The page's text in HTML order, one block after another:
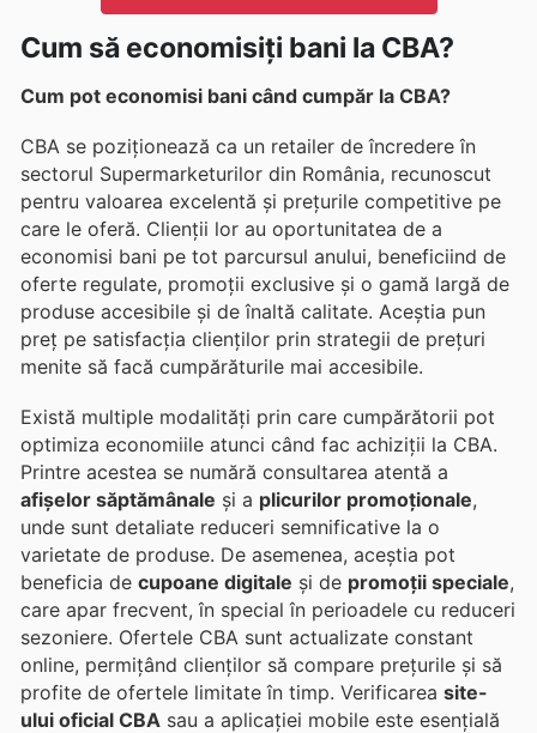
Cum să economisiți bani la CBA?
Cum pot economisi bani când cumpăr la CBA?
CBA se poziționează ca un retailer de încredere în
sectorul Supermarketurilor din România, recunoscut
pentru valoarea excelentă și prețurile competitive pe
care le oferă. Clienții lor au oportunitatea de a
economisi bani pe tot parcursul anului, beneficiind de
oferte regulate, promoții exclusive și o gamă largă de
produse accesibile și de înaltă calitate. Aceștia pun
preț pe satisfacția clienților prin strategii de prețuri
menite să facă cumpărăturile mai accesibile.
Există multiple modalități prin care cumpărătorii pot
optimiza economiile atunci când fac achiziții la CBA.
Printre acestea se numără consultarea atentă a
afișelor săptămânale și a plicurilor promoționale,
unde sunt detaliate reduceri semnificative la o
varietate de produse. De asemenea, aceștia pot
beneficia de cupoane digitale și de promoții speciale,
care apar frecvent, în special în perioadele cu reduceri
sezoniere. Ofertele CBA sunt actualizate constant
online, permițând clienților să compare prețurile și să
profite de ofertele limitate în timp. Verificarea site-
ului oficial CBA sau a aplicației mobile este esențială